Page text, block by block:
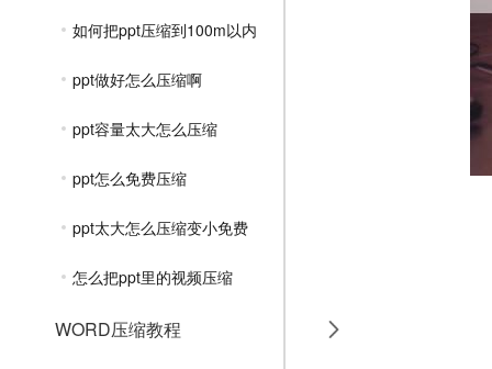
如何把ppt压缩到100m以内
ppt做好怎么压缩啊
ppt容量太大怎么压缩
ppt怎么免费压缩
ppt太大怎么压缩变小免费
怎么把ppt里的视频压缩
WORD压缩教程